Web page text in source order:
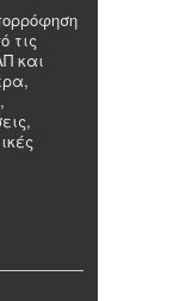
τις
και